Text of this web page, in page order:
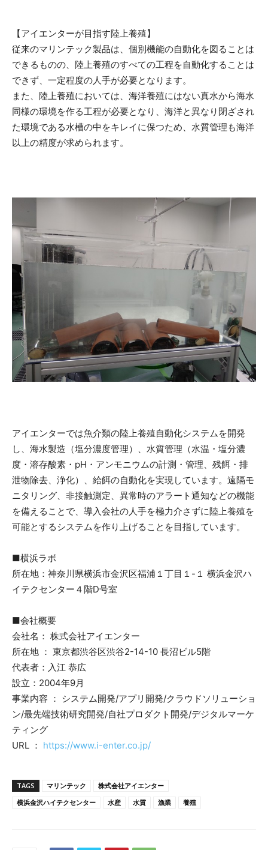
【アイエンターが目指す陸上養殖】
従来のマリンテック製品は、個別機能の自動化を図ることは
できるものの、陸上養殖のすべての工程を自動化することは
できず、一定程度の人手が必要となります。
また、陸上養殖においては、海洋養殖にはない真水から海水
同様の環境を作る工程が必要となり、海洋と異なり閉ざされ
た環境である水槽の中をキレイに保つため、水質管理も海洋
以上の精度が求められます。
アイエンターでは魚介類の陸上養殖自動化システムを開発
し、海水製造（塩分濃度管理）、水質管理（水温・塩分濃
度・溶存酸素・pH・アンモニウムの計測・管理、残餌・排
泄物除去、浄化）、給餌の自動化を実現しています。遠隔モ
ニタリング、非接触測定、異常時のアラート通知などの機能
を備えることで、導入会社の人手を極力介さずに陸上養殖を
可能とするシステムを作り上げることを目指しています。
■横浜ラボ
所在地：神奈川県横浜市金沢区福浦１丁目１-１ 横浜金沢ハ
イテクセンター４階D号室
■会社概要
会社名： 株式会社アイエンター
所在地 ： 東京都渋谷区渋谷2-14-10 長沼ビル5階
代表者：入江 恭広
設立：2004年9月
事業内容 ： システム開発/アプリ開発/クラウドソリューショ
ン/最先端技術研究開発/自社プロダクト開発/デジタルマーケ
ティング
URL ： https://www.i-enter.co.jp/
TAGS マリンテック
株式会社アイエンター
横浜金沢ハイテクセンター
水産 水質 漁業 養殖